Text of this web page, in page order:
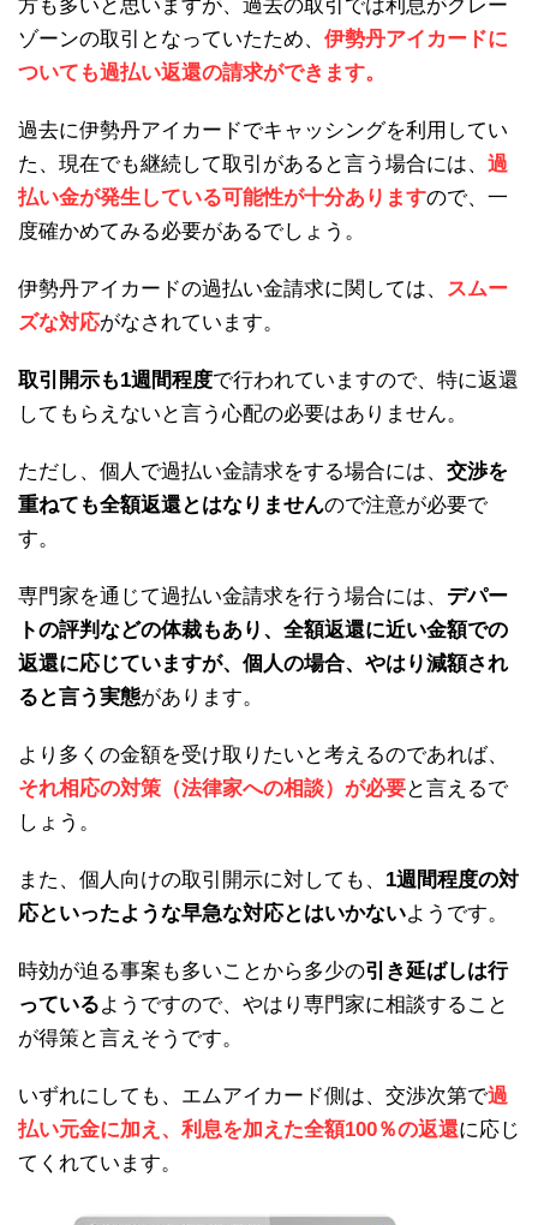
方も多いと思いますが、過去の取引では利息がグレー
ゾーンの取引となっていたため、 伊勢丹アイカードに
ついても過払い返還の請求ができます。
過去に伊勢丹アイカードでキャッシングを利用してい
た、現在でも継続して取引があると言う場合には、 過
払い金が発生している可能性が十分ありますので、一
度確かめてみる必要があるでしょう。
伊勢丹アイカードの過払い金請求に関しては、
スムー
ズな対応がなされています。
取引開示も1週間程度で行われていますので、特に返還
してもらえないと言う心配の必要はありません。
ただし、個人で過払い金請求をする場合には、 交渉を
重ねても全額返還とはなりませんので注意が必要で
す。
専門家を通じて過払い金請求を行う場合には、 デパー
トの評判などの体裁もあり、全額返還に近い金額での
返還に応じていますが、個人の場合、やはり減額され
ると言う実態があります。
より多くの金額を受け取りたいと考えるのであれば、
それ相応の対策（法律家への相談）が必要と言えるで
しょう。
また、個人向けの取引開示に対しても、 1週間程度の対
応といったような早急な対応とはいかないようです。
時効が迫る事案も多いことから多少の引き延ばしは行
っているようですので、やはり専門家に相談すること
が得策と言えそうです。
いずれにしても、エムアイカード側は、交渉次第で過
払い元金に加え、利息を加えた全額100％の返還に応じ
てくれています。